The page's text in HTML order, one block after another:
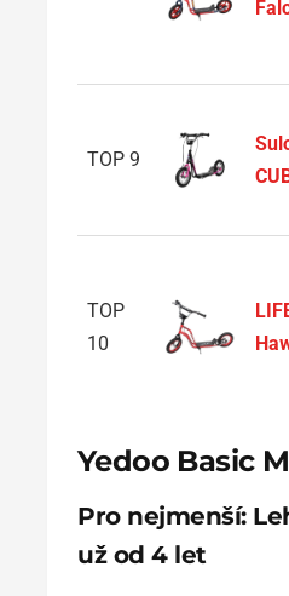
TOP 9
TOP
10
Yedoo Basic
Pro nejmenší:
už od 4 let